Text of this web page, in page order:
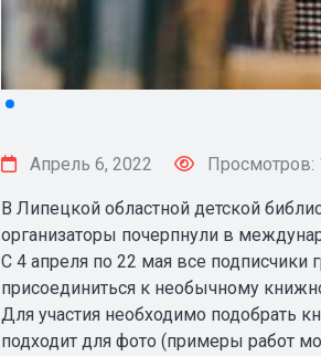
Апрель 6, 2022 Просмотров:
В Липецкой областной детской
организаторы почерпнули в
С 4 апреля по 22 мая все подписчики
присоединиться к необычному
Для участия необходимо подобрать
подходит для фото (примеры работ